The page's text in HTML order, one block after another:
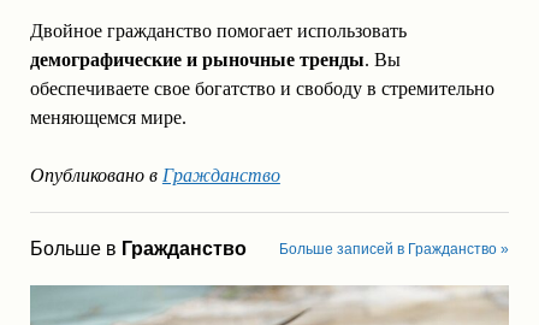
Двойное гражданство помогает использовать
демографические и рыночные тренды. Вы
обеспечиваете свое богатство и свободу в стремительно
меняющемся мире.
Опубликовано в Гражданство
Больше в Гражданство Больше записей в Гражданство »